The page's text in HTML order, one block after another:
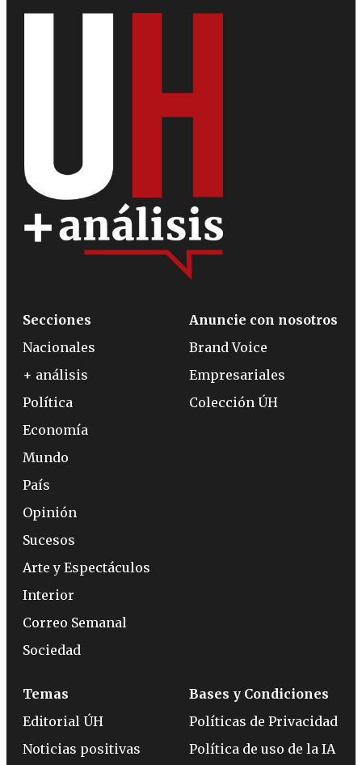
Secciones
Nacionales
+ análisis
Política
Economía
Mundo
País
Opinión
Sucesos
Arte y Espectáculos
Interior
Correo Semanal
Sociedad
Anuncie con nosotros
Brand Voice
Empresariales
Colección ÚH
Temas
Editorial ÚH
Noticias positivas
Bases y Condiciones
Políticas de Privacidad
Política de uso de la IA